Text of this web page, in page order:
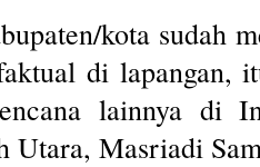
kota sudah
di
lainnya di
Masriadi